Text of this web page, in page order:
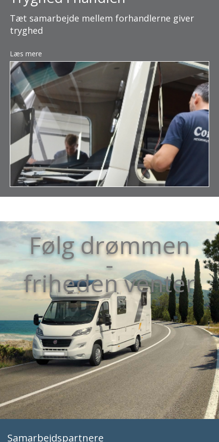
Tæt samarbejde mellem forhandlerne giver
tryghed
Læs mere
Følg drømmen
-
friheden venter
Samarbejdspartnere